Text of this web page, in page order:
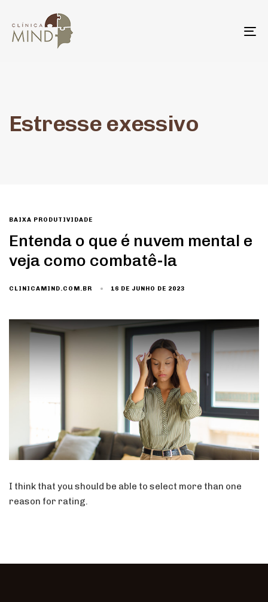
Estresse exessivo
BAIXA PRODUTIVIDADE
Entenda o que é nuvem mental e
veja como combatê-la
CLINICAMIND.COM.BR 16 DE JUNHO DE 2023
I think that you should be able to select more than one
reason for rating.